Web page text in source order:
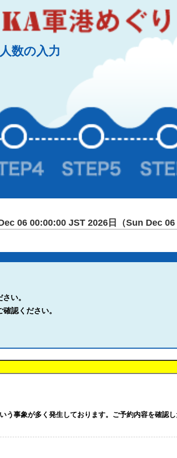
人数の入力
06 00:00:00 JST 2026日（Sun Dec 06
い。
確認ください。
事象が多く発生しております。ご予約内容を確認